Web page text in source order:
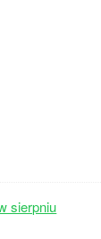
sierpniu